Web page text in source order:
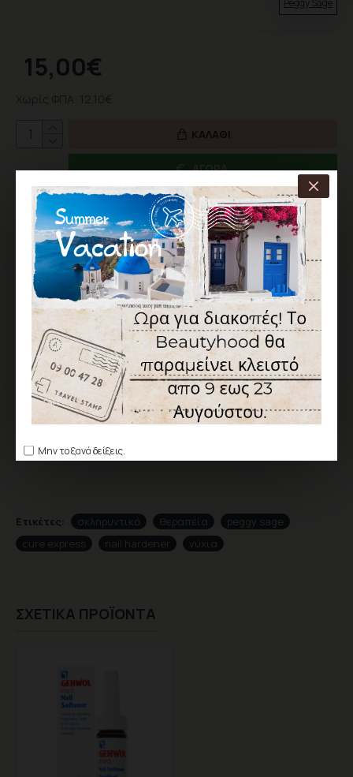
Μην το ξανά δείξεις.
Σύμφωνα με 0 αξιολογήσεις. - Γράψτε μια αξιολόγηση
15,00€
Peggy Sage
ΚΑΛΆΘΙ
ΑΓΟΡΆ
ΕΠΙΘΥΜΗΤΌ ΣΎΓΚΡΙΣΗ
ΑΞΙΟΛΌΓΗΣΗ
Δεν υπάρχουν αξιολογήσεις για το προϊόν.
ΓΡΆΨΤΕ ΜΙΑ ΑΞΙΟΛΌΓΗΣΗ
Παρακαλώσυνδεθείτε δημιουργήστε λογαριασμό
αξιολογήσετε
Ετικέτες: σκληρυντικό θεραπεία
peggy sage
cure express
nail hardener νύχια
ΣΧΕΤΙΚΆ ΠΡΟΪΌΝΤΑ